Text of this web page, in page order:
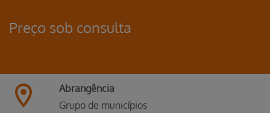
Preço sob consulta
Abrangência
Grupo de municípios